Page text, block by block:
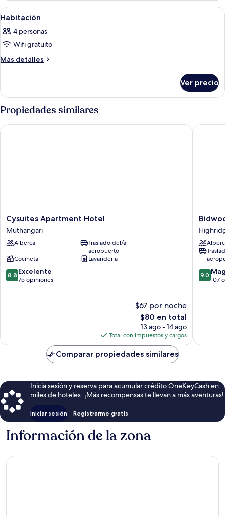
Abrir
todas
las
fotos
de
Un dormitorio con dos camas de
8
Habitación
4 personas
Wifi gratuito
Más detalles
Más
Ver precio
Propiedades similares
Cysuites
Apartment
Hotel
Muthangari
Cysuites Apartment Hotel
Muthangari
Alberca
Traslado del/al
aeropuerto
Cocineta
Lavandería
8.8
de
8.8 Excelente
75 opiniones
$67 por noche
El
precio
actual
es
de
$80
$80 en total
13 ago - 14 ago
Total con impuestos y cargos
Cysuites Apartment Hotel
Suite
Hotel
9.0
de
9.0
107
Comparar propiedades similares
Inicia sesión y reserva para acumular crédito OneKeyCash en
miles de hoteles. ¡Más recompensas te llevan a más aventuras!
Iniciar sesión Registrarme gratis
Información de la zona